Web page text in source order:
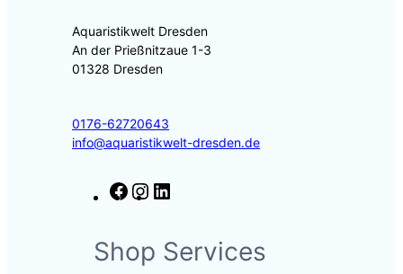
Aquaristikwelt Dresden
An der Prießnitzaue 1-3
01328 Dresden
0176-62720643
info@aquaristikwelt-dresden.de
F
e
b
t
a
k
e
Shop Services